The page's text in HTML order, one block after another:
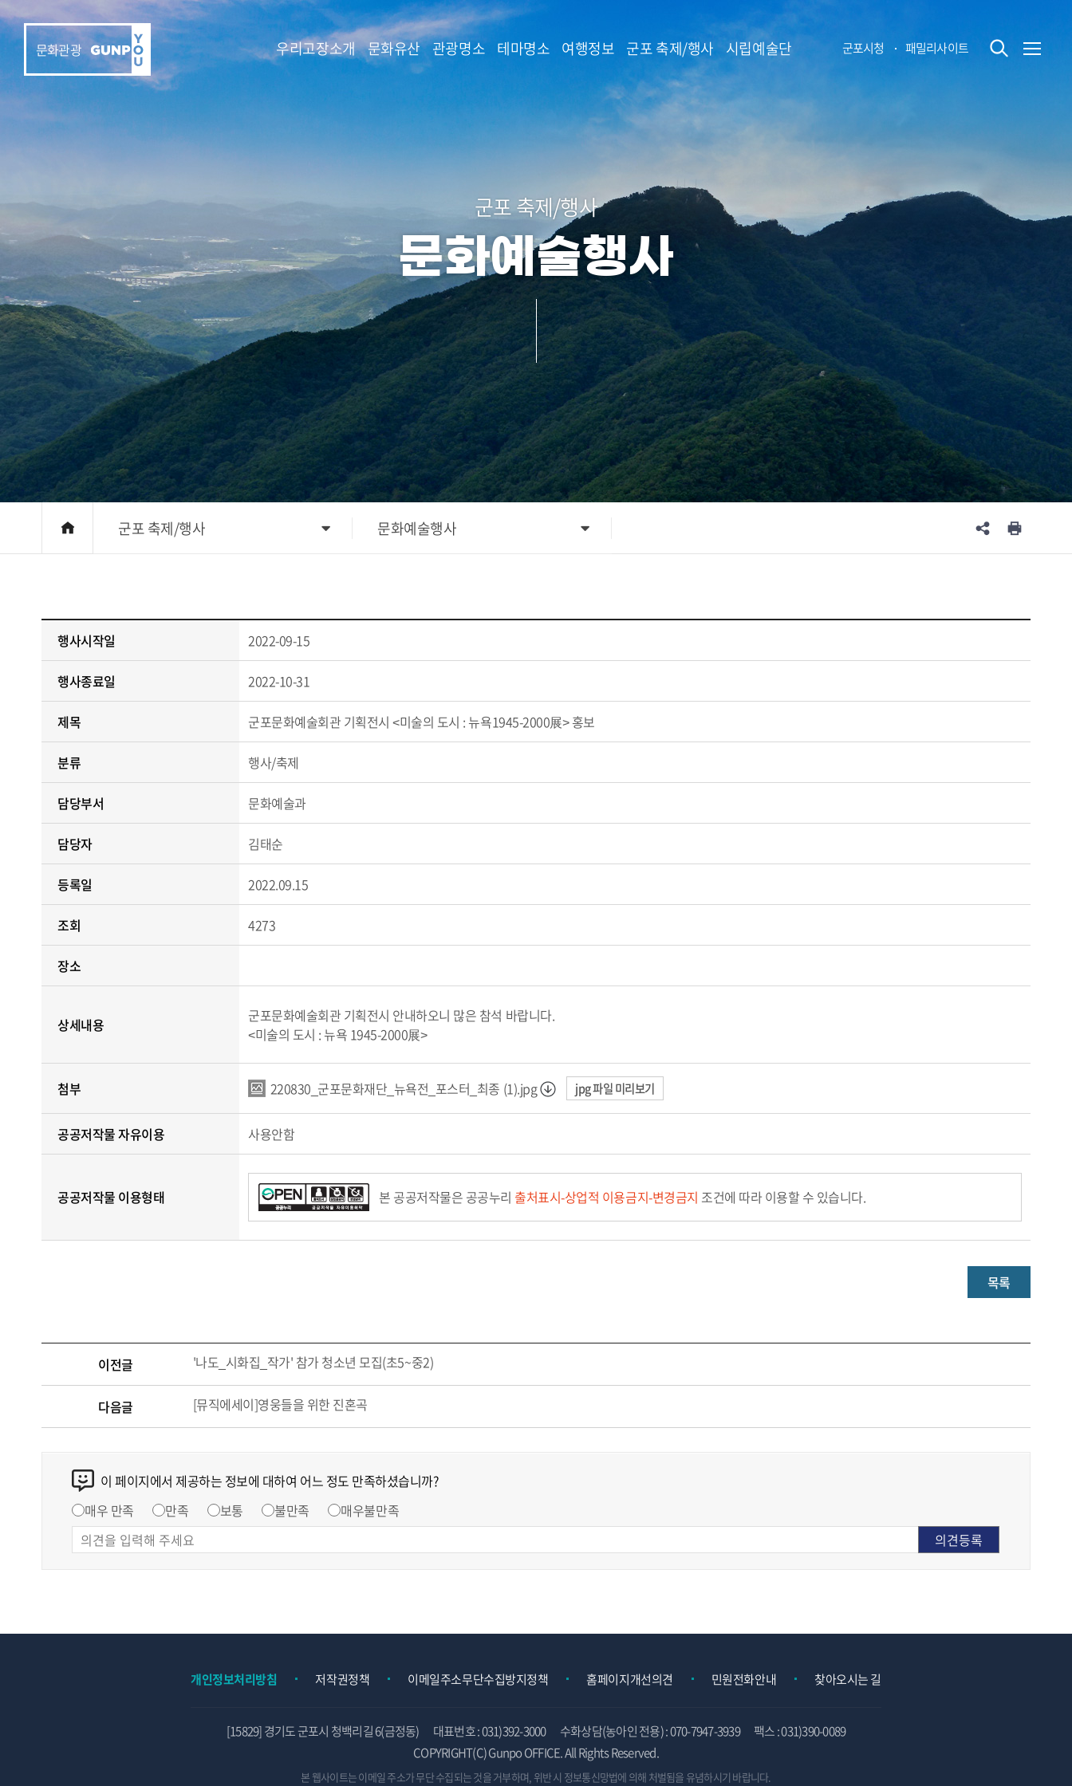
본문 바로가기
문화관광 우리고장소개 문화유산 관광명소 테마명소 여행정보 군포 축제/행사 시립예술단 군포시청 패밀리사이트
군포 축제/행사
문화예술행사
군포 축제/행사 문화예술행사
행사시작일 2022-09-15
행사종료일 2022-10-31
제목 군포문화예술회관 기획전시 <미술의 도시 : 뉴욕1945-2000展> 홍보
분류 행사/축제
담당부서 문화예술과
담당자 김태순
등록일 2022.09.15
조회 4273
장소
상세내용
군포문화예술회관 기획전시 안내하오니 많은 참석 바랍니다.
<미술의 도시 : 뉴욕 1945-2000展>
첨부 220830_군포문화재단_뉴욕전_포스터_최종 (1).jpg jpg 파일 미리보기
공공저작물 자유이용 사용안함
공공저작물 이용형태 본 공공저작물은 공공누리 출처표시-상업적 이용금지-변경금지 조건에 따라 이용할 수 있습니다.
목록
이전글 '나도_시화집_작가' 참가 청소년 모집(초5~중2)
다음글 [뮤직에세이]영웅들을 위한 진혼곡
이 페이지에서 제공하는 정보에 대하여 어느 정도 만족하셨습니까?
매우 만족
만족 보통 불만족 매우불만족
개인정보처리방침 저작권정책 이메일주소무단수집방지정책 홈페이지개선의견 민원전화안내 찾아오시는 길
[15829] 경기도 군포시 청백리길 6(금정동) 대표번호 : 031)392-3000 수화상담(농아인 전용) : 070-7947-3939
팩스 : 031)390-0089
COPYRIGHT(C) Gunpo OFFICE. All Rights Reserved.
본 웹사이트는 이메일 주소가 무단 수집되는 것을 거부하며, 위반 시 정보통신망법에 의해 처벌됨을 유념하시기 바랍니다.